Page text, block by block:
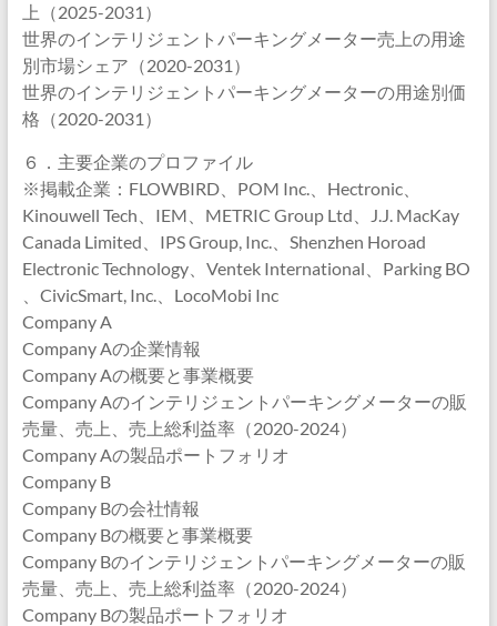
上（2025-2031）
世界のインテリジェントパーキングメーター売上の用途
別市場シェア（2020-2031）
世界のインテリジェントパーキングメーターの用途別価
格（2020-2031）
６．主要企業のプロファイル
※掲載企業：FLOWBIRD、POM Inc.、Hectronic、
Kinouwell Tech、IEM、METRIC Group Ltd、J.J. MacKay
Canada Limited、IPS Group, Inc.、Shenzhen Horoad
Electronic Technology、Ventek International、Parking BO
、CivicSmart, Inc.、LocoMobi Inc
Company A
Company Aの企業情報
Company Aの概要と事業概要
Company Aのインテリジェントパーキングメーターの販
売量、売上、売上総利益率（2020-2024）
Company Aの製品ポートフォリオ
Company B
Company Bの会社情報
Company Bの概要と事業概要
Company Bのインテリジェントパーキングメーターの販
売量、売上、売上総利益率（2020-2024）
Company Bの製品ポートフォリオ